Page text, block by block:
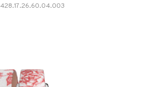
428.17.26.60.04.003